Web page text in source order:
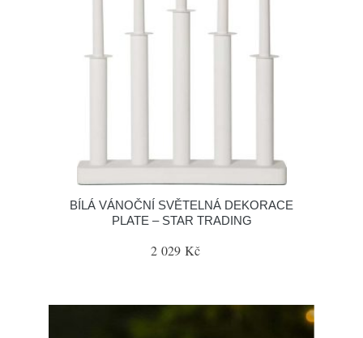
BÍLÁ VÁNOČNÍ SVĚTELNÁ DEKORACE
PLATE – STAR TRADING
2 029 Kč